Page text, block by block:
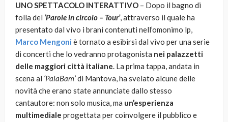
UNO SPETTACOLO INTERATTIVO – Dopo il bagno di
folla del ‘Parole in circolo – Tour’, attraverso il quale ha
presentato dal vivo i brani contenuti nell’omonimo lp,
Marco Mengoni è tornato a esibirsi dal vivo per una serie
di concerti che lo vedranno protagonista nei palazzetti
delle maggiori città italiane. La prima tappa, andata in
scena al ‘PalaBam’di Mantova, ha svelato alcune delle
novità che erano state annunciate dallo stesso
cantautore: non solo musica, ma un’esperienza
multimediale progettata per coinvolgere il pubblico e